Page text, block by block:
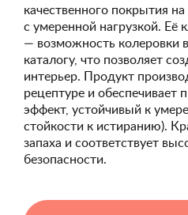
качественного покрытия
с умеренной нагрузкой. Её
— возможность колеровки
каталогу, что позволяет
интерьер. Продукт
рецептуре и обеспечивает
эффект, устойчивый к
стойкости к истиранию).
запаха и соответствует
безопасности.